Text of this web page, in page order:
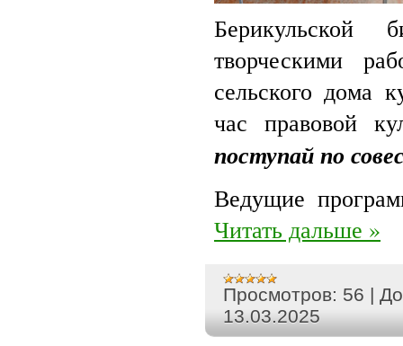
Берикульской
творческими
сельского дома
час правовой
поступай по
Ведущие
Читать дальше »
Просмотров: 56 |
13.03.2025